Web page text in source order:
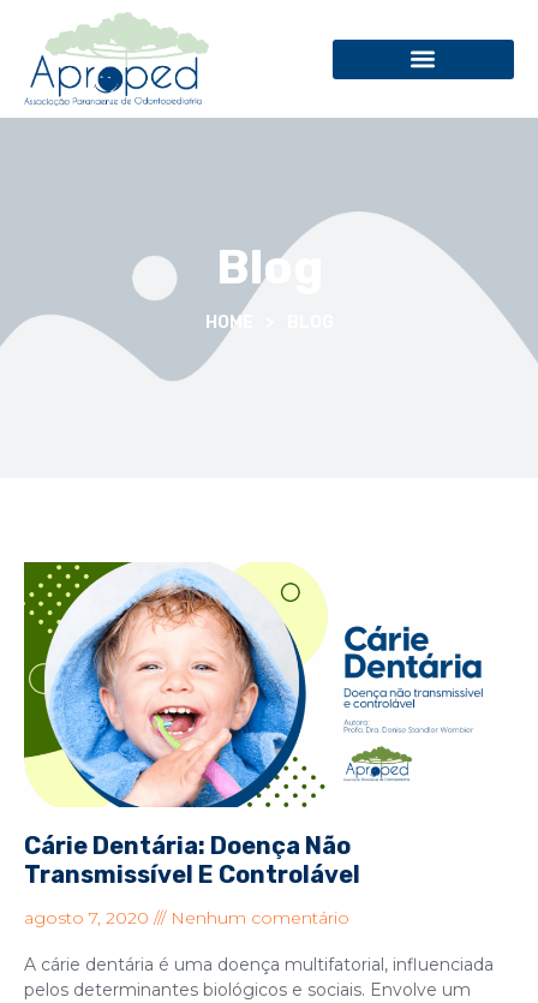
Blog
HOME
Cárie Dentária: Doença Não
Transmissível E Controlável
agosto 7, 2020 Nenhum comentário
A cárie dentária é uma doença multifatorial, influenciada
pelos determinantes biológicos e sociais. Envolve um